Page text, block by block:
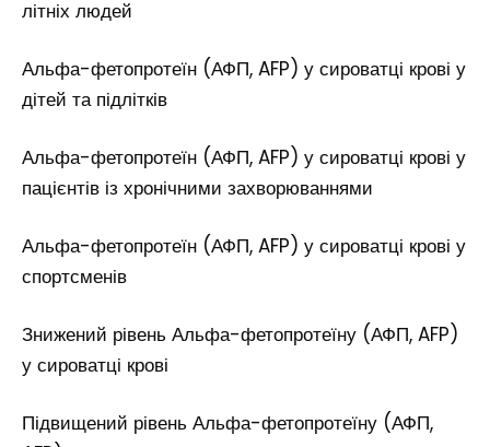
літніх людей
Альфа-фетопротеїн (АФП, AFP) у сироватці крові у
дітей та підлітків
Альфа-фетопротеїн (АФП, AFP) у сироватці крові у
пацієнтів із хронічними захворюваннями
Альфа-фетопротеїн (АФП, AFP) у сироватці крові у
спортсменів
Знижений рівень Альфа-фетопротеїну (АФП, AFP)
у сироватці крові
Підвищений рівень Альфа-фетопротеїну (АФП,